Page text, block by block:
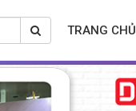
TRANG CHỦ